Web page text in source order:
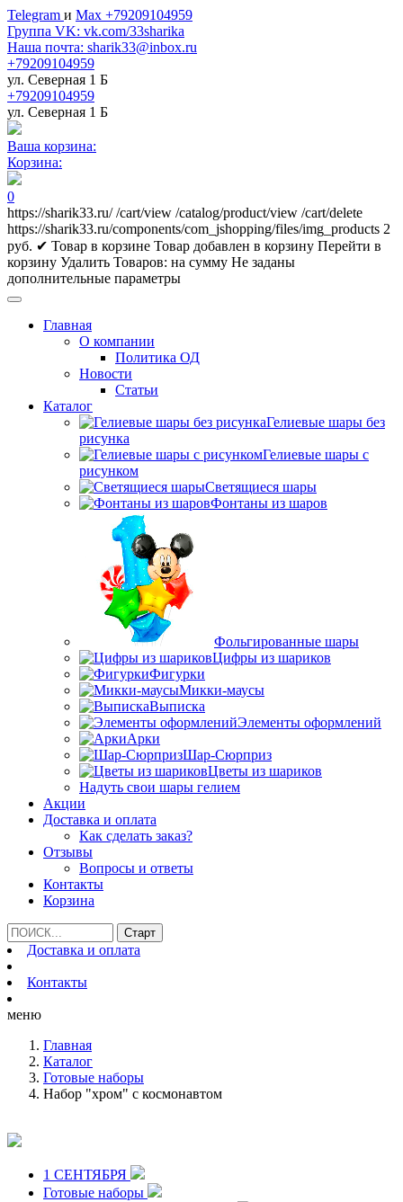
Telegram и Max +79209104959
Группа VK: vk.com/33sharika
Наша почта: sharik33@inbox.ru
+79209104959
ул. Северная 1 Б
+79209104959
ул. Северная 1 Б
Ваша корзина:
Корзина:
0
https://sharik33.ru/ /cart/view /catalog/product/view /cart/delete
https://sharik33.ru/components/com_jshopping/files/img_products 2
руб. ✔ Товар в корзине Товар добавлен в корзину Перейти в
корзину Удалить Товаров: на сумму Не заданы
дополнительные параметры
Главная
О компании
Политика ОД
Новости
Статьи
Каталог
Гелиевые шары без
рисунка
Гелиевые шары с
рисунком
Светящиеся шары
Фонтаны из шаров
Фольгированные шары
Цифры из шариков
Фигурки
Микки-маусы
Выписка
Элементы оформлений
Арки
Шар-Сюрприз
Цветы из шариков
Надуть свои шары гелием
Акции
Доставка и оплата
Как сделать заказ?
Отзывы
Вопросы и ответы
Контакты
Корзина
Доставка и оплата
Контакты
меню
Главная
Каталог
Готовые наборы
Набор "хром" с космонавтом
1 СЕНТЯБРЯ
Готовые наборы